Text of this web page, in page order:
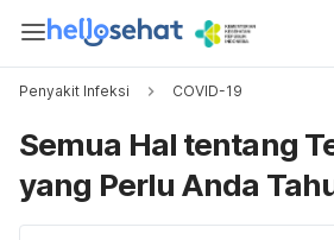
Penyakit Infeksi COVID-19
Semua Hal tentang
yang Perlu Anda